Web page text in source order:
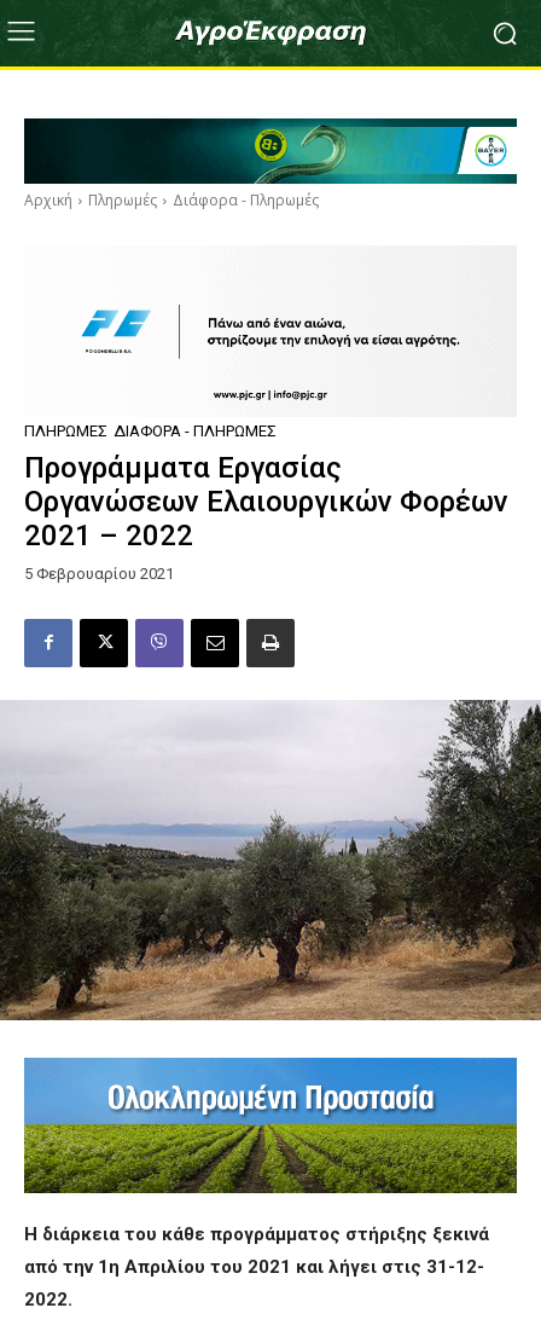
Αρχική Πληρωμές Διάφορα - Πληρωμές
ΠΛΗΡΩΜΈΣ ΔΙΆΦΟΡΑ - ΠΛΗΡΩΜΈΣ
Προγράμματα Εργασίας
Οργανώσεων Ελαιουργικών Φορέων
2021 – 2022
5 Φεβρουαρίου 2021
Η διάρκεια του κάθε προγράμματος στήριξης ξεκινά
από την 1η Απριλίου του 2021 και λήγει στις 31-12-
2022.